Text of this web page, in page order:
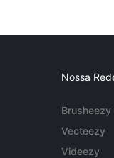
Nossa
Brusheezy
Vecteezy
Videezy